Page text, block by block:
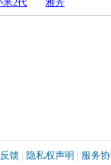
米2代 雅芳
馈 隐私权声明
服务